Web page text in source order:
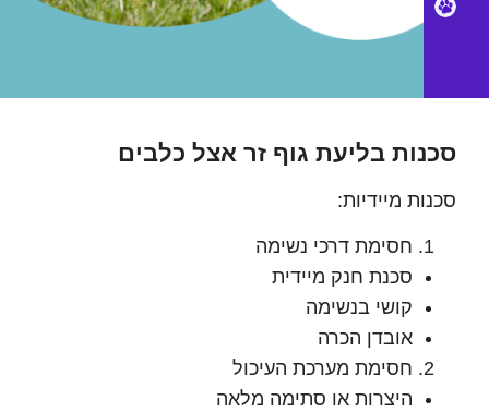
Petsi
בליעת גוף זר אצל כלבים
מיידיות:
חסימת דרכי נשימה
סכנת חנק מיידית
קושי בנשימה
אובדן הכרה
חסימת מערכת העיכול
היצרות או סתימה מלאה